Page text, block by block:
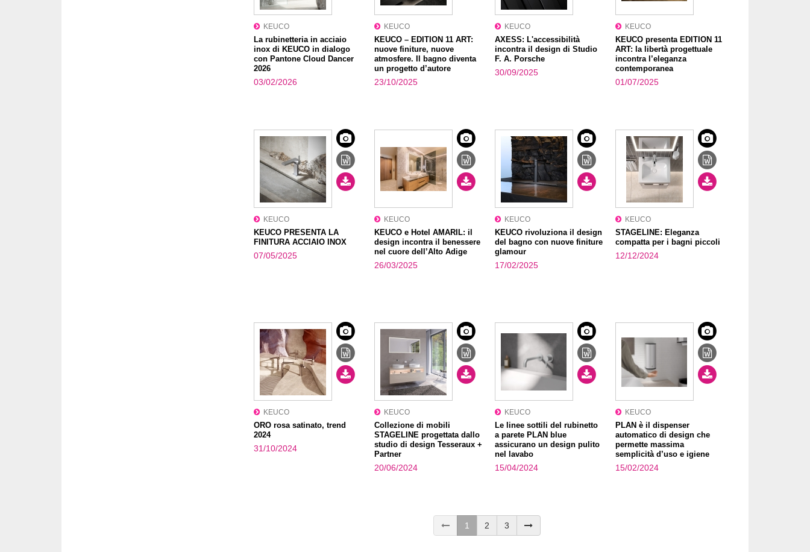
KEUCO
La rubinetteria in acciaio
inox di KEUCO in dialogo
con Pantone Cloud Dancer
2026
03/02/2026
KEUCO
KEUCO – EDITION 11 ART:
nuove finiture, nuove
atmosfere. Il bagno diventa
un progetto d’autore
23/10/2025
KEUCO
AXESS: L'accessibilità
incontra il design di Studio
F. A. Porsche
30/09/2025
KEUCO
KEUCO presenta EDITION 11
ART: la libertà progettuale
incontra l’eleganza
contemporanea
01/07/2025
KEUCO
KEUCO PRESENTA LA
FINITURA ACCIAIO INOX
07/05/2025
KEUCO
KEUCO e Hotel AMARIL: il
design incontra il benessere
nel cuore dell’Alto Adige
26/03/2025
KEUCO
KEUCO rivoluziona il design
del bagno con nuove finiture
glamour
17/02/2025
KEUCO
STAGELINE: Eleganza
compatta per i bagni piccoli
12/12/2024
KEUCO
ORO rosa satinato, trend
2024
31/10/2024
KEUCO
Collezione di mobili
STAGELINE progettata dallo
studio di design Tesseraux +
Partner
20/06/2024
KEUCO
Le linee sottili del rubinetto
a parete PLAN blue
assicurano un design pulito
nel lavabo
15/04/2024
KEUCO
PLAN è il dispenser
automatico di design che
permette massima
semplicità d’uso e igiene
15/02/2024
1 2 3